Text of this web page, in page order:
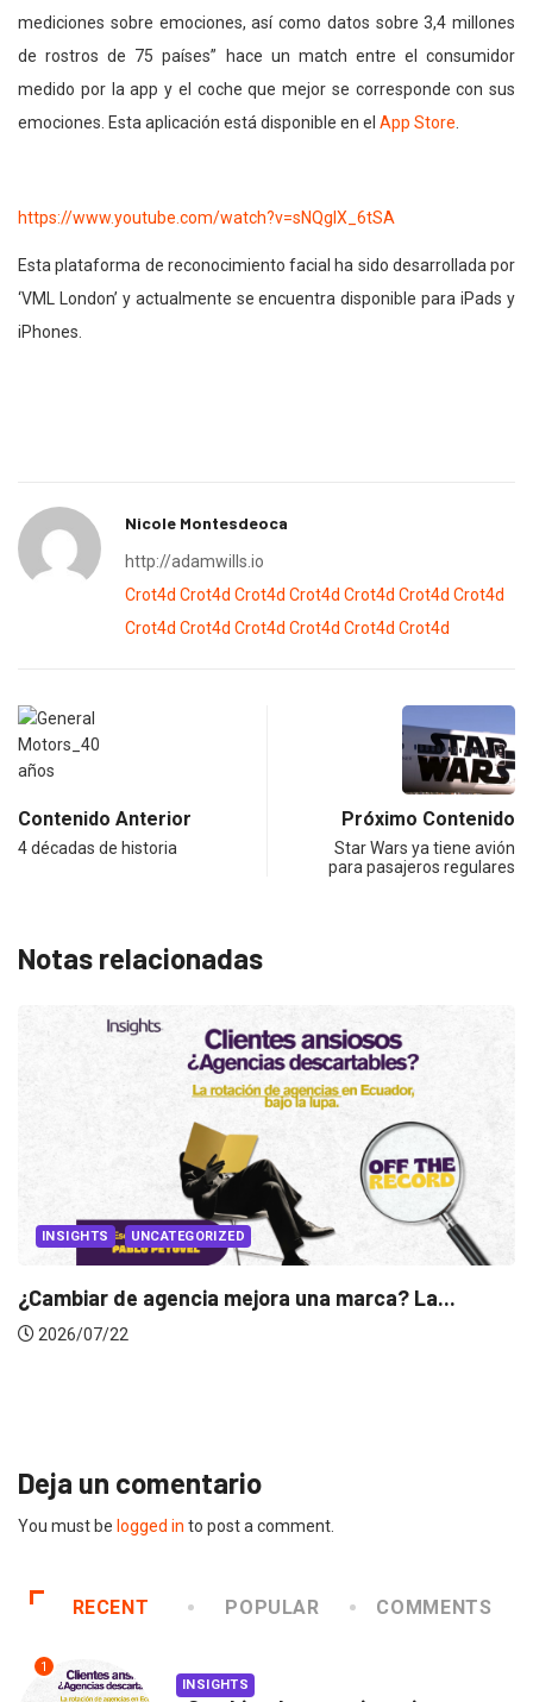
mediciones sobre emociones, así como datos sobre 3,4 millones
de rostros de 75 países” hace un match entre el consumidor
medido por la app y el coche que mejor se corresponde con sus
emociones. Esta aplicación está disponible en el App Store
https://www.youtube.com/watch?v=sNQglX_6tSA
Esta plataforma de reconocimiento facial ha sido desarrollada por
‘VML London’ y actualmente se encuentra disponible para iPads y
iPhones.
Nicole Montesdeoca
http://adamwills.io
Crot4d Crot4d Crot4d Crot4d Crot4d Crot4d Crot4d
Crot4d Crot4d Crot4d Crot4d Crot4d Crot4d
Contenido Anterior
4 décadas de historia
Próximo Contenido
Star Wars ya tiene avión
para pasajeros regulares
Notas relacionadas
La... INSIGHTS
Deja un comentario
You must be logged in to post a comment.
RECENT POPULAR COMMENTS
1
INSIGHTS